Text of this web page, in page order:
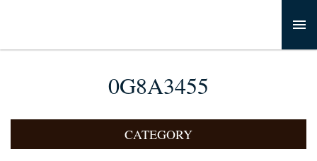
0G8A3455
CATEGORY